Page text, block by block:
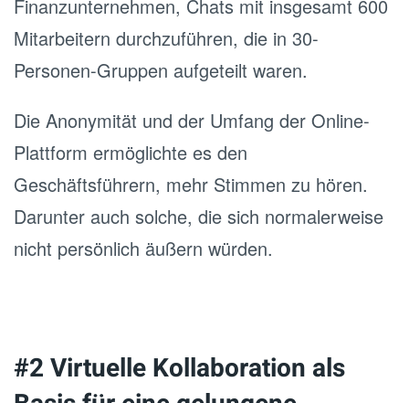
Finanzunternehmen, Chats mit insgesamt 600
Mitarbeitern durchzuführen, die in 30-
Personen-Gruppen aufgeteilt waren.
Die Anonymität und der Umfang der Online-
Plattform ermöglichte es den
Geschäftsführern, mehr Stimmen zu hören.
Darunter auch solche, die sich normalerweise
nicht persönlich äußern würden.
#2 Virtuelle Kollaboration als